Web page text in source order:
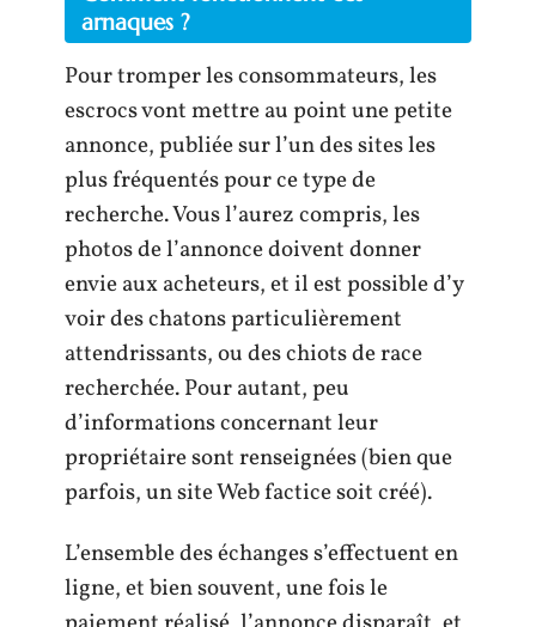
arnaques ?
Pour tromper les consommateurs, les
escrocs vont mettre au point une petite
annonce, publiée sur l’un des sites les
plus fréquentés pour ce type de
recherche. Vous l’aurez compris, les
photos de l’annonce doivent donner
envie aux acheteurs, et il est possible d’y
voir des chatons particulièrement
attendrissants, ou des chiots de race
recherchée. Pour autant, peu
d’informations concernant leur
propriétaire sont renseignées (bien que
parfois, un site Web factice soit créé).
L’ensemble des échanges s’effectuent en
ligne, et bien souvent, une fois le